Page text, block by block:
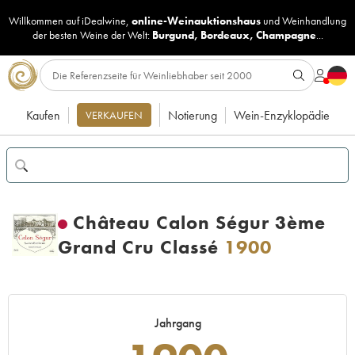
Willkommen auf iDealwine, online-Weinauktionshaus undWeinhandlung
der besten Weine der Welt: Burgund, Bordeaux, Champagne...
Kaufen VERKAUFEN Notierung Wein-Enzyklopädie
Château Calon Ségur 3ème
Grand Cru Classé 1900
Jahrgang